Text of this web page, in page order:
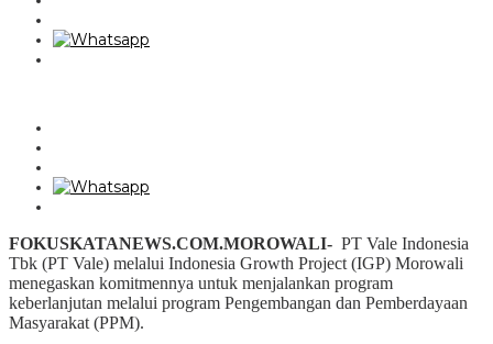
FOKUSKATANEWS.COM.MOROWALI- PT Vale Indonesia
Tbk (PT Vale) melalui Indonesia Growth Project (IGP) Morowali
menegaskan komitmennya untuk menjalankan program
keberlanjutan melalui program Pengembangan dan Pemberdayaan
Masyarakat (PPM).